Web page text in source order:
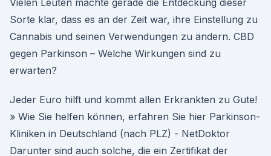
Vielen Leuten machte gerade die Entdeckung dieser
Sorte klar, dass es an der Zeit war, ihre Einstellung zu
Cannabis und seinen Verwendungen zu ändern. CBD
gegen Parkinson – Welche Wirkungen sind zu
erwarten?
Jeder Euro hilft und kommt allen Erkrankten zu Gute!
» Wie Sie helfen können, erfahren Sie hier Parkinson-
Kliniken in Deutschland (nach PLZ) - NetDoktor
Darunter sind auch solche, die ein Zertifikat der